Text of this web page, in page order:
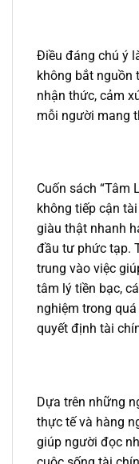
Điều đáng chú ý
không bắt nguồn
nhận thức, cảm
mỗi người mang
Cuốn sách “Tâm
không tiếp cận
giàu thật nhanh
đầu tư phức tạp.
trung vào việc
tâm lý tiền bạc,
nghiệm trong
quyết định tài
Dựa trên những
thực tế và hàng
giúp người đọc